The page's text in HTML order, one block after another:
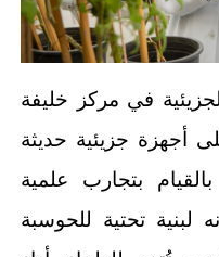
في مركز خليفة
أجهزة جزيئية حديثة
بتجارب علمية
لبنية تحتية للحوسبة